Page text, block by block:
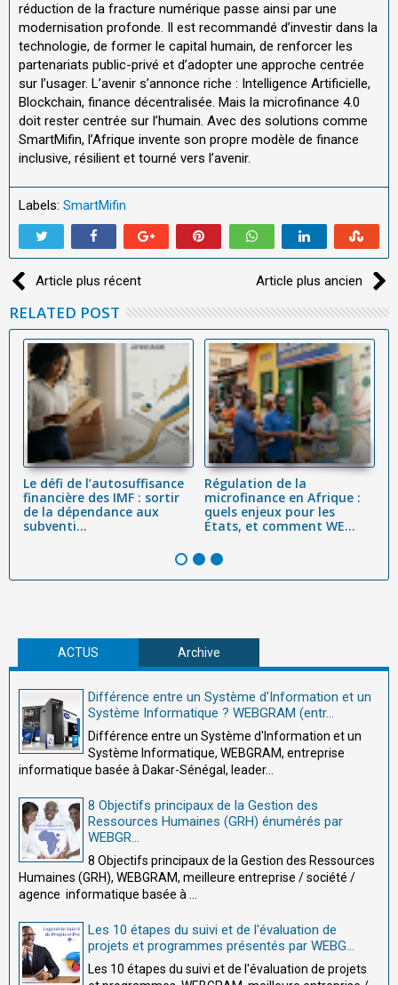
réduction de la fracture numérique passe ainsi par une
modernisation profonde. Il est recommandé d’investir dans la
technologie, de former le capital humain, de renforcer les
partenariats public-privé et d’adopter une approche centrée
sur l’usager. L’avenir s’annonce riche : Intelligence Artificielle,
Blockchain, finance décentralisée. Mais la microfinance 4.0
doit rester centrée sur l’humain. Avec des solutions comme
SmartMifin, l’Afrique invente son propre modèle de finance
inclusive, résilient et tourné vers l’avenir.
Labels: SmartMifin
Article plus récent Article plus ancien
RELATED POST
Le défi de l’autosuffisance
financière des IMF : sortir
de la dépendance aux
subventi...
Régulation de la
microfinance en Afrique :
quels enjeux pour les
États, et comment WE...
ACTUS Archive
Différence entre un Système d'Information et un
Système Informatique ? WEBGRAM (entr...
Différence entre un Système d'Information et un
Système Informatique, WEBGRAM, entreprise
informatique basée à Dakar-Sénégal, leader...
8 Objectifs principaux de la Gestion des
Ressources Humaines (GRH) énumérés par
WEBGR...
8 Objectifs principaux de la Gestion des Ressources
Humaines (GRH), WEBGRAM, meilleure entreprise / société /
agence informatique basée à ...
Les 10 étapes du suivi et de l'évaluation de
projets et programmes présentés par WEBG...
Les 10 étapes du suivi et de l'évaluation de projets